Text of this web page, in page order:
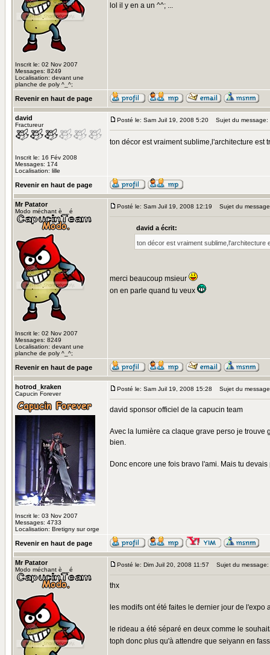
Inscrit le: 02 Nov 2007
Messages: 8249
Localisation: devant une
planche de poly ^_^;
lol il y en a un ^^; ...
Revenir en haut de page
david
Fractureur
Inscrit le: 16 Fév 2008
Messages: 174
Localisation: lille
Posté le: Sam Juil 19, 2008 5:20 Sujet du message:
ton décor est vraiment sublime,l'architecture
Revenir en haut de page
Mr Patator
Modo méchant è__é
Inscrit le: 02 Nov 2007
Messages: 8249
Localisation: devant une
planche de poly ^_^;
Posté le: Sam Juil 19, 2008 12:19 Sujet du
david a écrit:
ton décor est vraiment
merci beaucoup msieur
on en parle quand tu veux
Revenir en haut de page
hotrod_kraken
Capucin Forever
Inscrit le: 03 Nov 2007
Messages: 4733
Localisation: Bretigny sur orge
Posté le: Sam Juil 19, 2008 15:28 Sujet du
david sponsor officiel de la capucin team
Avec la lumière ca claque grave perso je trouve
bien.
Donc encore une fois bravo l'ami. Mais tu
Revenir en haut de page
Mr Patator
Modo méchant è__é
Posté le: Dim Juil 20, 2008 11:57 Sujet du message:
thx
les modifs ont été faites le dernier jour de l'expo
le rideau a été séparé en deux comme le
toph donc plus qu'à attendre que seiyann en